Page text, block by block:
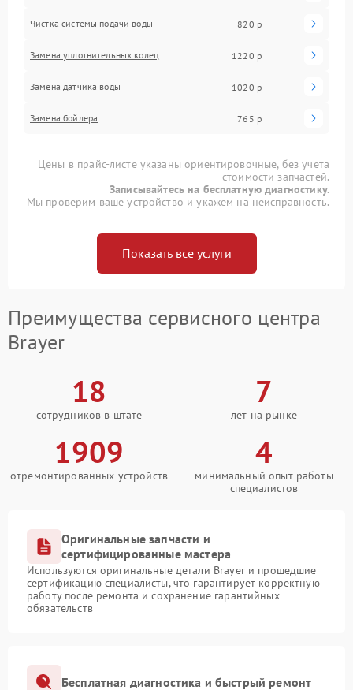
Чистка системы подачи воды 820 р
Замена уплотнительных колец 1220 р
Замена датчика воды 1020 р
Замена бойлера 765 р
Цены в прайс-листе указаны ориентировочные, без учета
стоимости запчастей.
Записывайтесь на бесплатную диагностику.
Мы проверим ваше устройство и укажем на неисправность.
Показать все услуги
Преимущества сервисного центра
Brayer
18
сотрудников в штате
7
лет на рынке
1909
отремонтированных устройств
4
минимальный опыт работы
специалистов
Оригинальные запчасти и
сертифицированные мастера
Используются оригинальные детали Brayer и прошедшие
сертификацию специалисты, что гарантирует корректную
работу после ремонта и сохранение гарантийных
обязательств
Бесплатная диагностика и быстрый ремонт